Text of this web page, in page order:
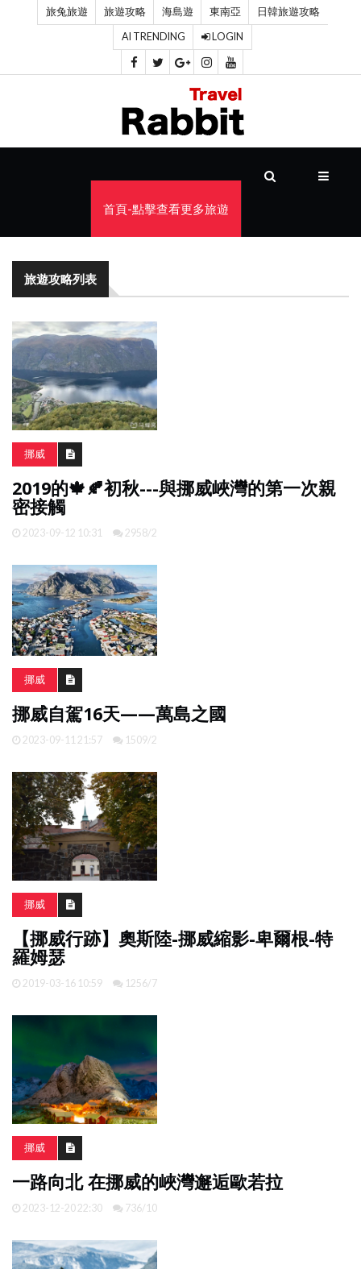
旅兔旅遊 旅遊攻略 海島遊 東南亞 日韓旅遊攻略
AI TRENDING LOGIN
島
南
亞
日
韓
旅
遊
攻
略
體
驗
照
片
換
臉
首頁-點擊查看更多旅遊
旅遊攻略列表
挪威
2019的🍁🍂初秋---與挪威峽灣的第一次親
密接觸
2023-09-12 10:31 2958/2
挪威
挪威自駕16天——萬島之國
2023-09-11 21:57 1509/2
挪威
【挪威行跡】奧斯陸-挪威縮影-卑爾根-特
羅姆瑟
2019-03-16 10:59 1256/7
挪威
一路向北 在挪威的峽灣邂逅歐若拉
2023-12-20 22:30 736/10